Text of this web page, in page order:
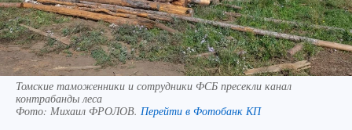
Томские таможенники и сотрудники ФСБ пресекли канал
контрабанды леса
Фото: Михаил ФРОЛОВ. Перейти в Фотобанк КП